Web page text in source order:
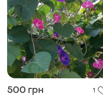
500 грн 1